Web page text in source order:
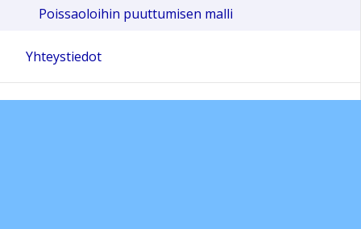
Poissaoloihin puuttumisen malli
Yhteystiedot